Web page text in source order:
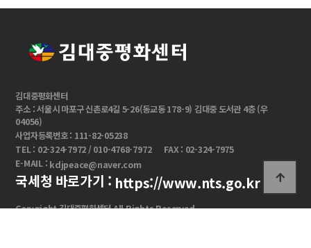
김대중평화센터
주소 : 서울시 마포구 신촌로4길 5-26(동교동 178-9) 김대중 도서관 4층 (우
04056)
사업자등록번호 : 111-82-05238
TEL : 02-324-7972 / 010-4768-7972
FAX : 02-324-7975
E-MAIL : kdjpeace@naver.com
국세청 바로가기 : https://www.nts.go.kr
Copyright 김대중평화센터 All Rights Reserved.